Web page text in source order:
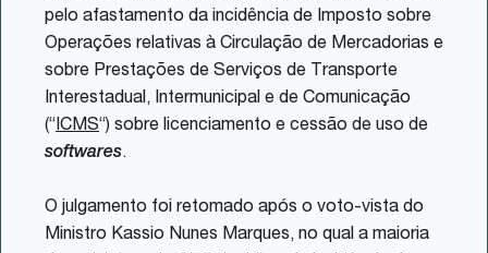
pelo afastamento da incidência de Imposto sobre
Operações relativas à Circulação de Mercadorias e
sobre Prestações de Serviços de Transporte
Interestadual, Intermunicipal e de Comunicação
(“ICMS“) sobre licenciamento e cessão de uso de
softwares.
O julgamento foi retomado após o voto-vista do
Ministro Kassio Nunes Marques, no qual a maioria